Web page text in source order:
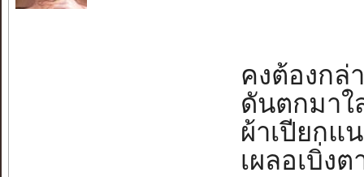
คงต้องกล่
ดันตกมาใ
ผ้าเปียกแ
เผลอเบิ่ง